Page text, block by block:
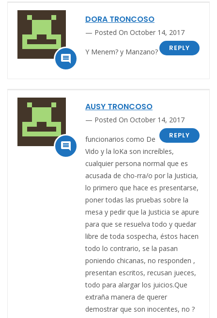

DORA TRONCOSO
Posted On October 14, 2017
REPLY
Y Menem? y Manzano?

AUSY TRONCOSO
Posted On October 14, 2017
REPLY
funcionarios como De
Vido y la loKa son increíbles,
cualquier persona normal que es
acusada de cho-rra/o por la Justicia,
lo primero que hace es presentarse,
poner todas las pruebas sobre la
mesa y pedir que la Justicia se apure
para que se resuelva todo y quedar
libre de toda sospecha, éstos hacen
todo lo contrario, se la pasan
poniendo chicanas, no responden ,
presentan escritos, recusan jueces,
todo para alargar los juicios.Que
extraña manera de querer
demostrar que son inocentes, no ?